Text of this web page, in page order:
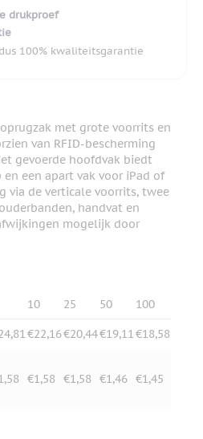
drukproef
100% kwaliteitsgarantie
met grote voorrits en
van RFID-bescherming
gevoerde hoofdvak biedt
een apart vak voor iPad of
via de verticale voorrits, twee
handvat en
mogelijk door
10 25 50 100
€22,16€20,44€19,11€18,58
€1,58 €1,58 €1,46 €1,45